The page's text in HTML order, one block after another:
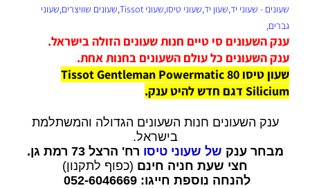
שעונים - שעוני יד,שעון יד,שעוני טיסו,שעוני Tissot,שעונים שוויצרים,שעוני
גברים,
ענק השעונים סי טיים חנות שעונים הזולה בישראל.
ענק השעונים כל עולם השעונים בחנות אחת.
שעון טיסו Tissot Gentleman Powermatic 80
Silicium דגם חדש להיט ענק.
ענק השעונים חנות השעונים הגדולה והמשתלמת
בישראל.
מבחר ענק של שעוני טיסו רח' הרצל 73 רמת גן.
חצי שעת חניה חינם (כפוף לתקנון)
להנחה נוספת חייגו: 052-6046669